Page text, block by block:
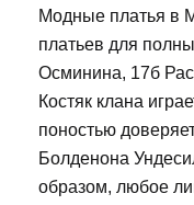
Модные платья в
платьев для
Осминина, 17б
Костяк клана
поностью
Болденона
образом, любое